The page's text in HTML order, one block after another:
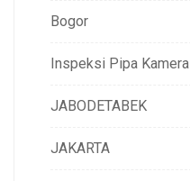
Bogor
Inspeksi Pipa Kamera
JABODETABEK
JAKARTA